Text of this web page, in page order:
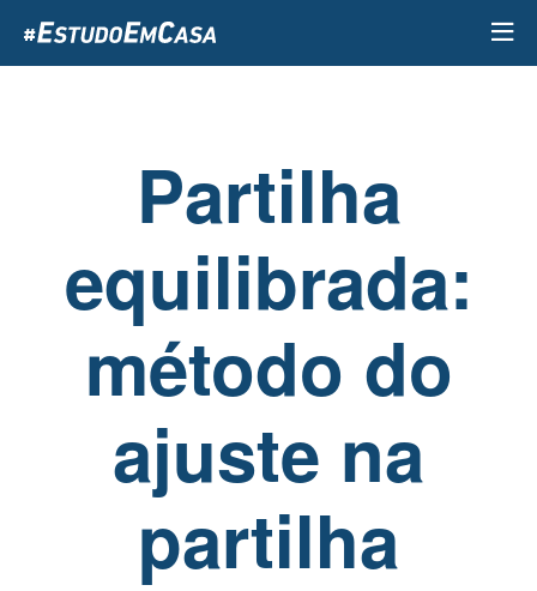
para
o
Partilha
equilibrada:
método do
ajuste na
partilha